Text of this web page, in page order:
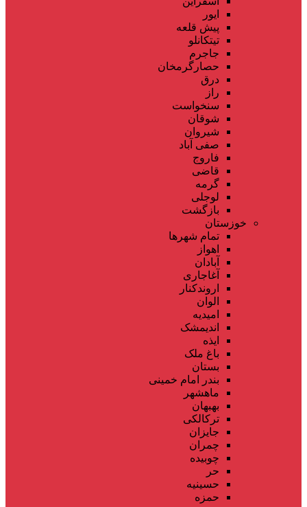
ایور
پیش قلعه
تیتکانلو
جاجرم
حصارگرمخان
درق
راز
سنخواست
شوقان
شیروان
صفی آباد
فاروج
قاضی
گرمه
لوجلی
بازگشت
خوزستان
تمام شهر‌ها
اهواز
آبادان
آغاجاری
اروندکنار
الوان
امیدیه
اندیمشک
ایذه
باغ ملک
بستان
بندر امام خمینی
ماهشهر
بهبهان
ترکالکی
جایزان
چمران
چوبیده
حر
حسینیه
حمزه